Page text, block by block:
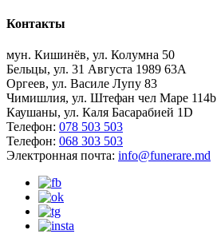
Контакты
мун. Кишинёв, ул. Колумна 50
Бельцы, ул. 31 Августа 1989 63А
Оргеев, ул. Василе Лупу 83
Чимишлия, ул. Штефан чел Маре 114b
Каушаны, ул. Каля Басарабией 1D
Телефон: 078 503 503
Телефон: 068 303 503
Электронная почта: info@funerare.md